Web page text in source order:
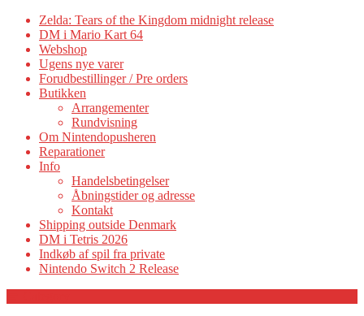
Zelda: Tears of the Kingdom midnight release
DM i Mario Kart 64
Webshop
Ugens nye varer
Forudbestillinger / Pre orders
Butikken
Arrangementer
Rundvisning
Om Nintendopusheren
Reparationer
Info
Handelsbetingelser
Åbningstider og adresse
Kontakt
Shipping outside Denmark
DM i Tetris 2026
Indkøb af spil fra private
Nintendo Switch 2 Release